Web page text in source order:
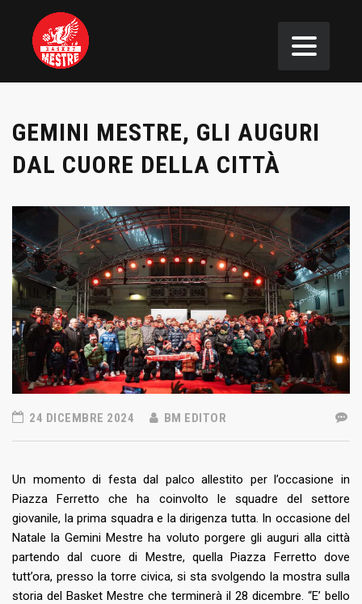
GEMINI MESTRE, GLI AUGURI
DAL CUORE DELLA CITTÀ
24 DICEMBRE 2024 BM EDITOR
Un momento di festa dal palco allestito per l’occasione in
Piazza Ferretto che ha coinvolto le squadre del settore
giovanile, la prima squadra e la dirigenza tutta. In occasione del
Natale la Gemini Mestre ha voluto porgere gli auguri alla città
partendo dal cuore di Mestre, quella Piazza Ferretto dove
tutt’ora, presso la torre civica, si sta svolgendo la mostra sulla
storia del Basket Mestre che terminerà il 28 dicembre. “E’ bello